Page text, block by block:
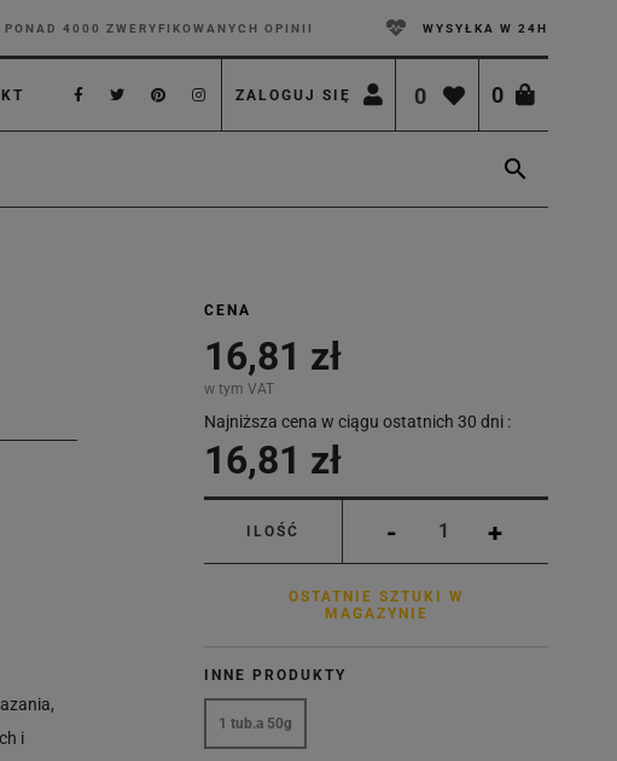
PONAD 4000 ZWERYFIKOWANYCH OPINII WYSYŁKA W 24H
0
ZALOGUJ SIĘ 0

i
CENA
16,81 zł
w tym VAT
Najniższa cena w ciągu ostatnich 30 dni :
16,81 zł
ILOŚĆ - +
OSTATNIE SZTUKI W
MAGAZYNIE
INNE PRODUKTY
1 tub.a 50g